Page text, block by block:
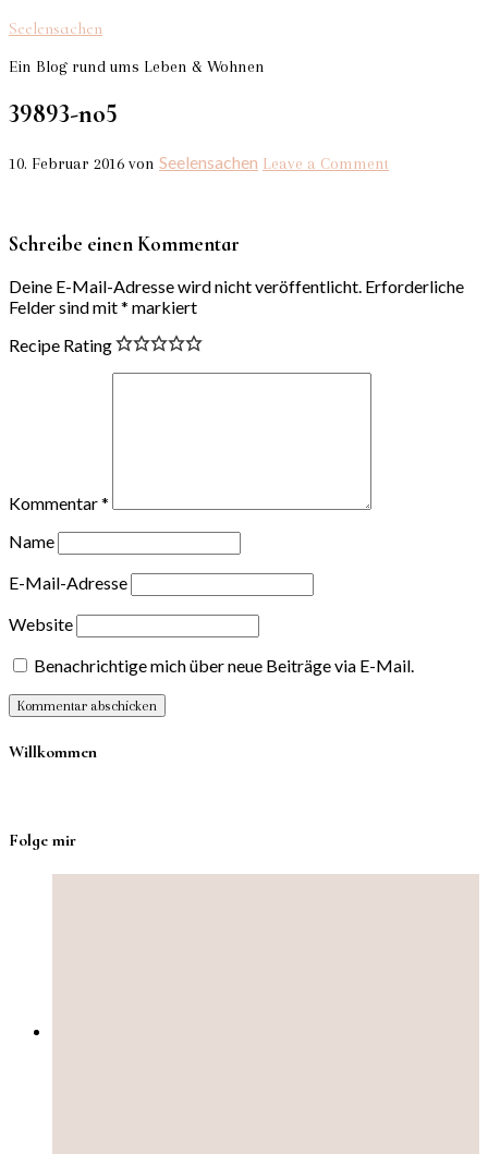
Seelensachen
Ein Blog rund ums Leben & Wohnen
39893-no5
10. Februar 2016 von Seelensachen Leave a Comment
Schreibe einen Kommentar
Deine E-Mail-Adresse wird nicht veröffentlicht. Erforderliche
Felder sind mit* markiert
Recipe Rating
Kommentar*
Name
E-Mail-Adresse
Website
Benachrichtige mich über neue Beiträge via E-Mail.
Willkommen
Folge mir